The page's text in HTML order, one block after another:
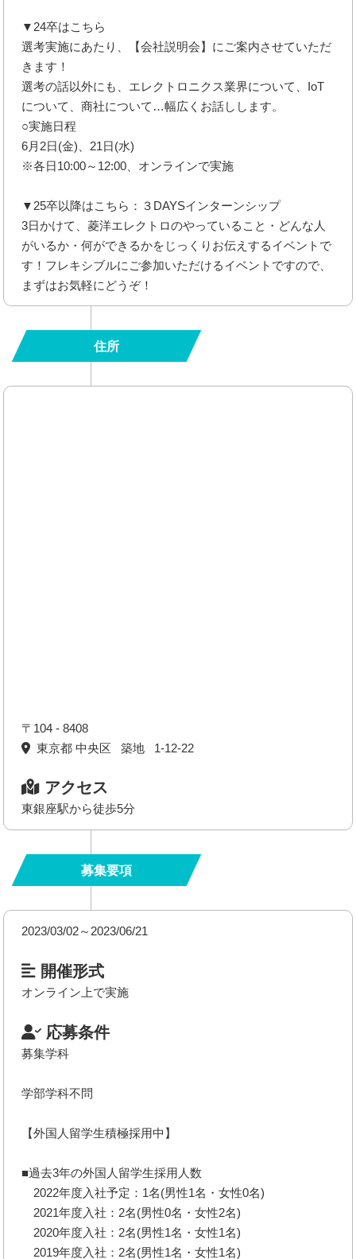
▼24卒はこちら
選考実施にあたり、【会社説明会】にご案内させていただ
きます！
選考の話以外にも、エレクトロニクス業界について、IoT
について、商社について…幅広くお話しします。
○実施日程
6月2日(金)、21日(水)
※各日10:00～12:00、オンラインで実施
▼25卒以降はこちら：３DAYSインターンシップ
3日かけて、菱洋エレクトロのやっていること・どんな人
がいるか・何ができるかをじっくりお伝えするイベントで
す！フレキシブルにご参加いただけるイベントですので、
まずはお気軽にどうぞ！
住所
〒104 - 8408
東京都 中央区 築地 1-12-22
アクセス
東銀座駅から徒歩5分
募集要項
2023/03/02～2023/06/21
開催形式
オンライン上で実施
応募条件
募集学科
学部学科不問
【外国人留学生積極採用中】
■過去3年の外国人留学生採用人数
2022年度入社予定：1名(男性1名・女性0名)
2021年度入社：2名(男性0名・女性2名)
2020年度入社：2名(男性1名・女性1名)
2019年度入社：2名(男性1名・女性1名)